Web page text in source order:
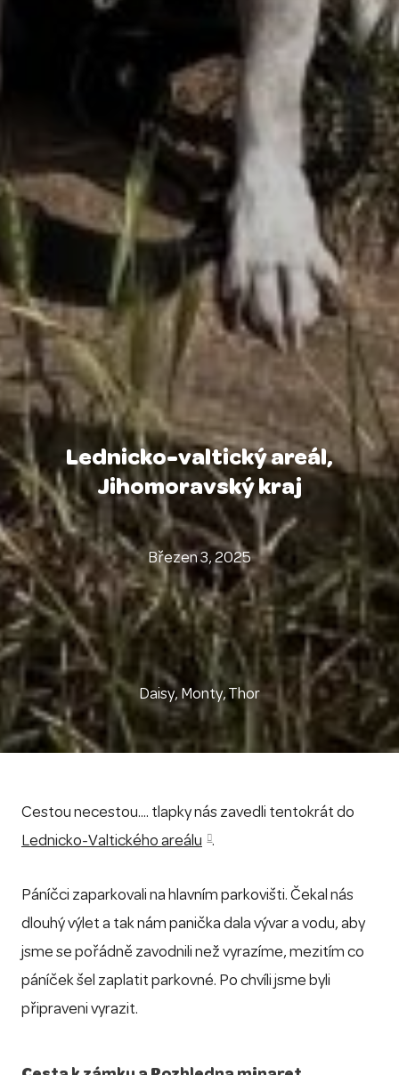
Lednicko-valtický areál,
Jihomoravský kraj
Březen 3, 2025
Daisy, Monty, Thor
Cestou necestou.... tlapky nás zavedli tentokrát do
Lednicko-Valtického areálu .
Páníčci zaparkovali na hlavním parkovišti. Čekal nás
dlouhý výlet a tak nám panička dala vývar a vodu, aby
jsme se pořádně zavodnili než vyrazíme, mezitím co
páníček šel zaplatit parkovné. Po chvíli jsme byli
připraveni vyrazit.